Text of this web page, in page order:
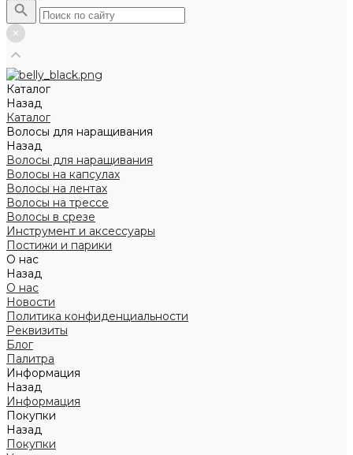
Каталог
Назад
Каталог
Волосы для наращивания
Назад
Волосы для наращивания
Волосы на капсулах
Волосы на лентах
Волосы на трессе
Волосы в срезе
Инструмент и аксессуары
Постижи и парики
О нас
Назад
О нас
Новости
Политика конфиденциальности
Реквизиты
Блог
Палитра
Информация
Назад
Информация
Покупки
Назад
Покупки